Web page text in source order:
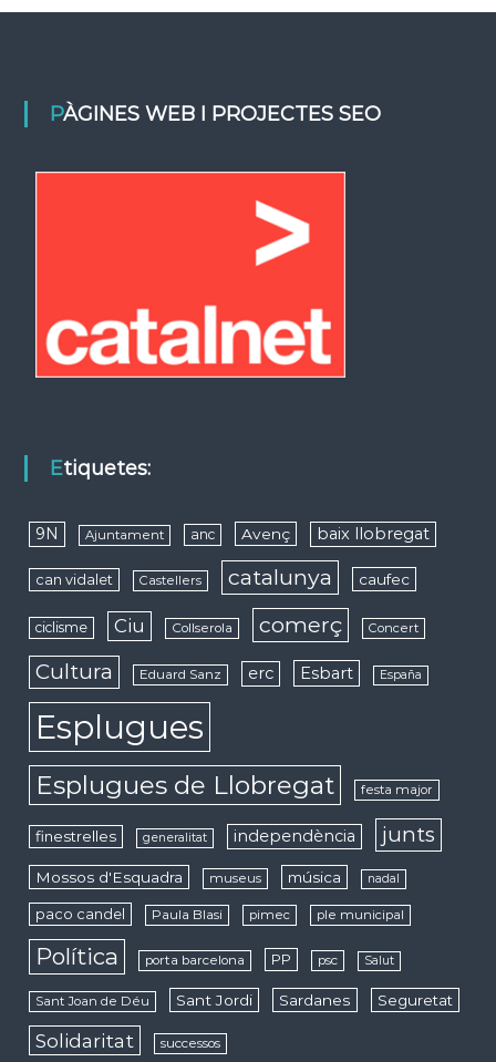
PÀGINES WEB I PROJECTES SEO
Etiquetes:
9N Ajuntament anc Avenç baix llobregat
can vidalet Castellers catalunya caufec
ciclisme Ciu Collserola comerç Concert
Cultura Eduard Sanz erc Esbart España
Esplugues
Esplugues de Llobregat festa major
finestrelles generalitat independència junts
Mossos d'Esquadra museus música nadal
paco candel Paula Blasi pimec ple municipal
Política porta barcelona PP psc Salut
Sant Joan de Déu Sant Jordi Sardanes Seguretat
Solidaritat successos